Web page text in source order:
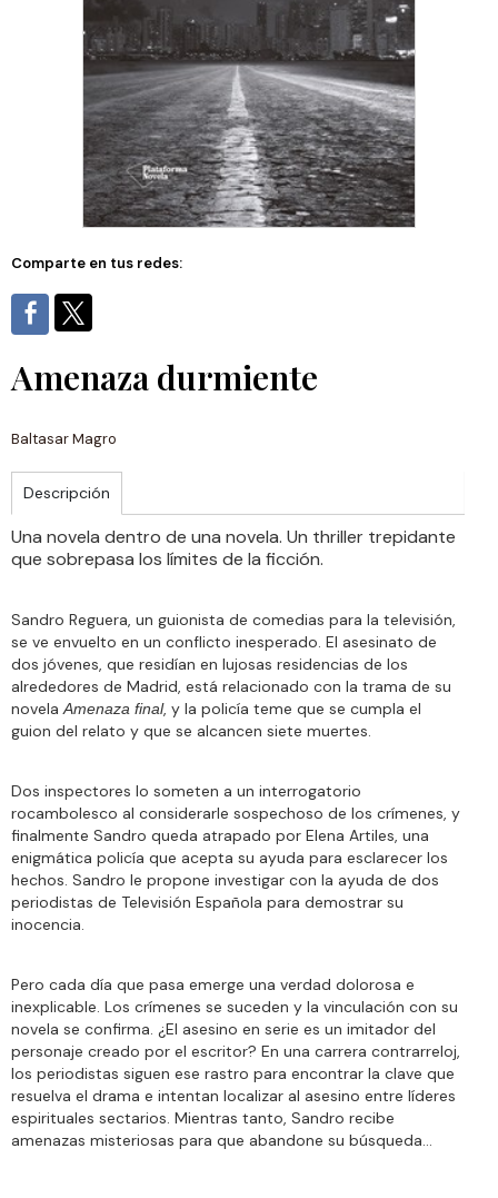
Comparte en tus redes:
Amenaza durmiente
Baltasar Magro
Descripción
Una novela dentro de una novela. Un thriller trepidante
que sobrepasa los límites de la ficción.
Sandro Reguera, un guionista de comedias para la televisión,
se ve envuelto en un conflicto inesperado. El asesinato de
dos jóvenes, que residían en lujosas residencias de los
alrededores de Madrid, está relacionado con la trama de su
novelaAmenaza final, y la policía teme que se cumpla el
guion del relato y que se alcancen siete muertes.
Dos inspectores lo someten a un interrogatorio
rocambolesco al considerarle sospechoso de los crímenes, y
finalmente Sandro queda atrapado por Elena Artiles, una
enigmática policía que acepta su ayuda para esclarecer los
hechos. Sandro le propone investigar con la ayuda de dos
periodistas de Televisión Española para demostrar su
inocencia.
Pero cada día que pasa emerge una verdad dolorosa e
inexplicable. Los crímenes se suceden y la vinculación con su
novela se confirma. ¿El asesino en serie es un imitador del
personaje creado por el escritor? En una carrera contrarreloj,
los periodistas siguen ese rastro para encontrar la clave que
resuelva el drama e intentan localizar al asesino entre líderes
espirituales sectarios. Mientras tanto, Sandro recibe
amenazas misteriosas para que abandone su búsqueda…